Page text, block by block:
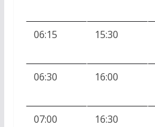
06:15
15:30
06:30
16:00
07:00
16:30